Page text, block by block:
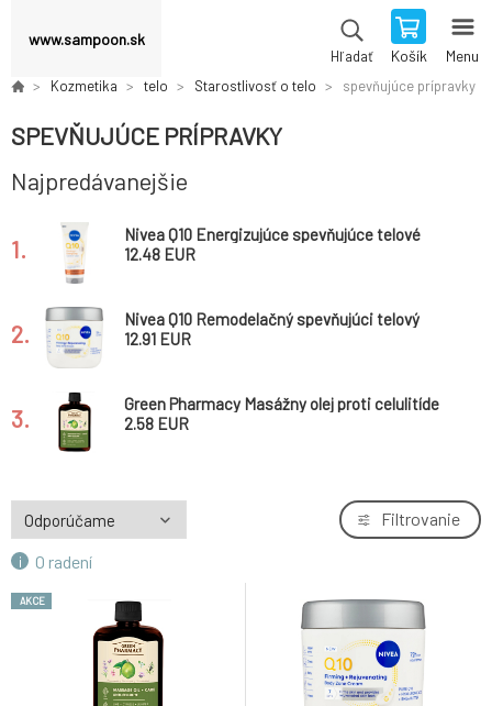
www.sampoon.sk
Hľadať Košík Menu
Kozmetika telo Starostlivosť o telo spevňujúce prípravky
SPEVŇUJÚCE PRÍPRAVKY
Najpredávanejšie
1.
Nivea Q10 Energizujúce spevňujúce telové
sérum 200 ml
12.48 EUR
2.
Nivea Q10 Remodelačný spevňujúci telový
krém 400 ml
12.91 EUR
3.
Green Pharmacy Masážny olej proti celulitíde
200 ml
2.58 EUR
O radení
Filtrovanie
AKCE